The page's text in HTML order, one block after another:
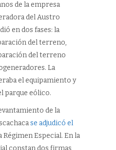
de la empresa
del Austro
en dos fases: la
del terreno,
del terreno
La
el equipamiento y
parque eólico.
de la
se adjudicó el
Régimen Especial. En la
constan dos firmas